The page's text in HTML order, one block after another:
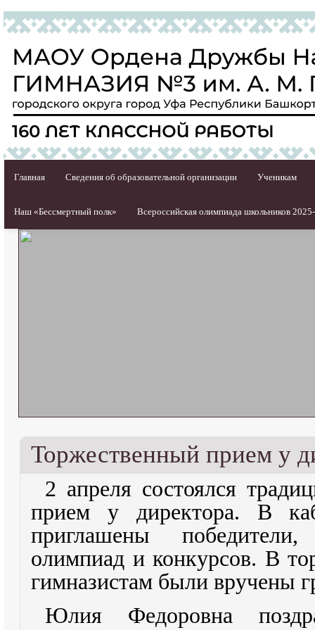
Главная Сведения об образовательной организации Ученикам
Наш «Бессмертный полк» Всероссийская олимпиада школьников
Торжественный прием у
2 апреля состоялся
прием у директора. В
приглашены
олимпиад и конкурсов. В
гимназистам были вручены
Юлия Федоровна